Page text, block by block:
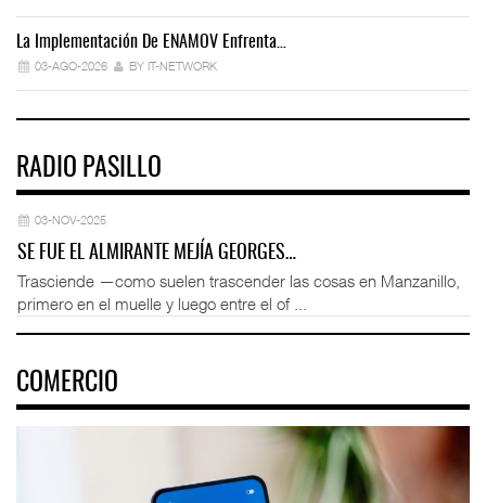
La Implementación De ENAMOV Enfrenta…
03-AGO-2026 BY IT-NETWORK
RADIO PASILLO
03-NOV-2025
SE FUE EL ALMIRANTE MEJÍA GEORGES…
Trasciende —como suelen trascender las cosas en Manzanillo,
primero en el muelle y luego entre el of ...
COMERCIO